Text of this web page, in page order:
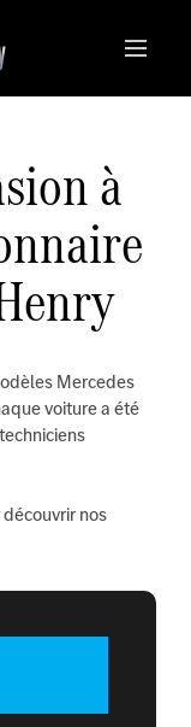
à
Mercedes
voiture a été
nos